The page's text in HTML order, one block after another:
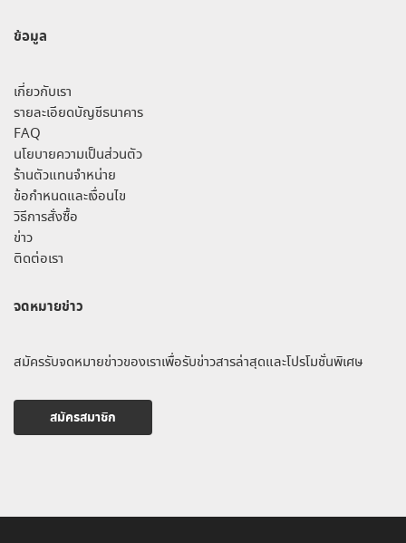
ข้อมูล
เกี่ยวกับเรา
รายละเอียดบัญชีธนาคาร
FAQ
นโยบายความเป็นส่วนตัว
ร้านตัวแทนจำหน่าย
ข้อกำหนดและเงื่อนไข
วิธีการสั่งซื้อ
ข่าว
ติดต่อเรา
จดหมายข่าว
สมัครรับจดหมายข่าวของเราเพื่อรับข่าวสารล่าสุดและโปรโมชั่นพิเศษ
สมัครสมาชิก